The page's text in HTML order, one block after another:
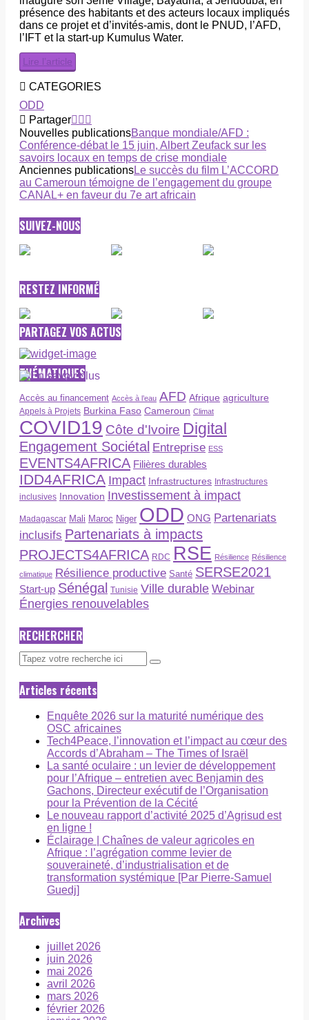
présence des habitants et des acteurs locaux impliqués
dans ce projet et d’invités-amis, dont le PNUD, l’AFD,
l’IFT et la start-up Kumulus Water.
Lire l’article
CATEGORIES
ODD
Partager
Nouvelles publicationsBanque mondiale/AFD :
Conférence-débat le 15 juin, Albert Zeufack sur les
savoirs locaux en temps de crise mondiale
Anciennes publicationsLe succès du film L’ACCORD
au Cameroun témoigne de l’engagement du groupe
CANAL+ en faveur du 7e art africain
SUIVEZ-NOUS
RESTEZ INFORMÉ
PARTAGEZ VOS ACTUS
THÉMATIQUES
Accès au financement Accès à l’eau AFD Afrique agriculture
Appels à Projets Burkina Faso Cameroun Climat
COVID19 Côte d'Ivoire Digital
Engagement Sociétal Entreprise ESS
EVENTS4AFRICA Filières durables
IDD4AFRICA Impact Infrastructures Infrastructures
inclusives Innovation Investissement à impact
Madagascar Mali Maroc Niger ODD ONG Partenariats
inclusifs Partenariats à impacts
PROJECTS4AFRICA RDC RSE Résilience Résilience
climatique Résilience productive Santé SERSE2021
Start-up Sénégal Tunisie Ville durable Webinar
Énergies renouvelables
RECHERCHER
Articles récents
Enquête 2026 sur la maturité numérique des
OSC africaines
Tech4Peace, l’innovation et l’impact au cœur des
Accords d’Abraham – The Times of Israël
La santé oculaire : un levier de développement
pour l’Afrique – entretien avec Benjamin des
Gachons, Directeur exécutif de l’Organisation
pour la Prévention de la Cécité
Le nouveau rapport d’activité 2025 d’Agrisud est
en ligne !
Éclairage | Chaînes de valeur agricoles en
Afrique : l’agrégation comme levier de
souveraineté, d’industrialisation et de
transformation systémique [Par Pierre-Samuel
Guedj]
Archives
juillet 2026
juin 2026
mai 2026
avril 2026
mars 2026
février 2026